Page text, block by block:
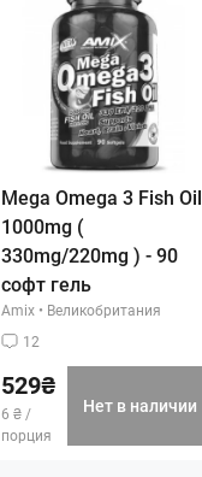
Mega Omega 3 Fish Oil
1000mg (
330mg/220mg ) - 90
софт гель
Amix • Великобритания
12
529₴
6 ₴ /
порция
Нет в наличии